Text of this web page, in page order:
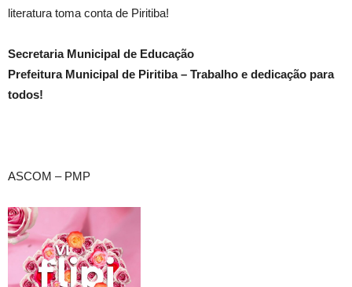
literatura toma conta de Piritiba!
Secretaria Municipal de Educação
Prefeitura Municipal de Piritiba – Trabalho e dedicação para
todos!
ASCOM – PMP